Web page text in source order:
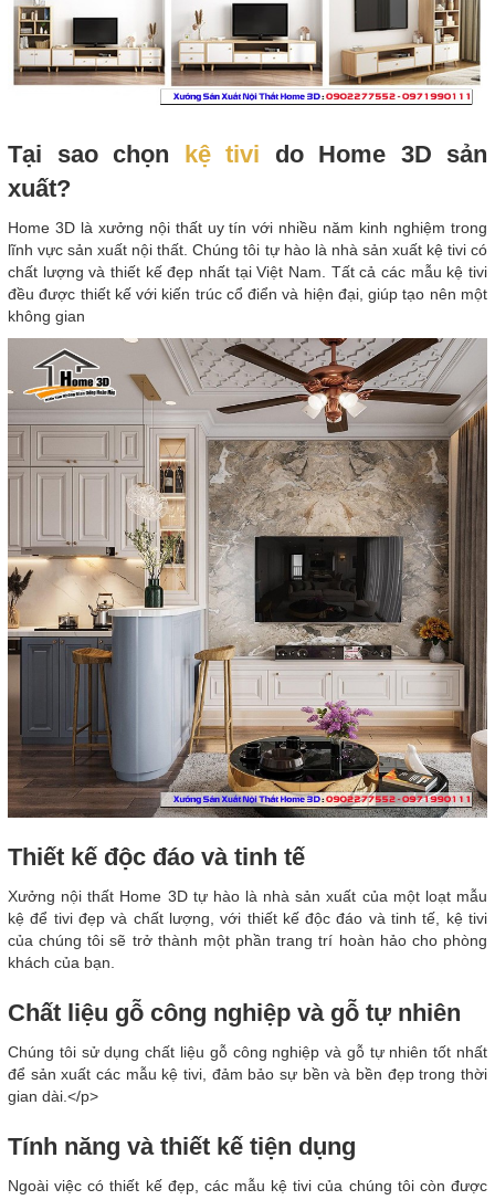
Tại sao chọn kệ tivi do Home 3D sản
xuất?
Home 3D là xưởng nội thất uy tín với nhiều năm kinh nghiệm trong
lĩnh vực sản xuất nội thất. Chúng tôi tự hào là nhà sản xuất kệ tivi có
chất lượng và thiết kế đẹp nhất tại Việt Nam. Tất cả các mẫu kệ tivi
đều được thiết kế với kiến trúc cổ điển và hiện đại, giúp tạo nên một
không gian
Thiết kế độc đáo và tinh tế
Xưởng nội thất Home 3D tự hào là nhà sản xuất của một loạt mẫu
kệ để tivi đẹp và chất lượng, với thiết kế độc đáo và tinh tế, kệ tivi
của chúng tôi sẽ trở thành một phần trang trí hoàn hảo cho phòng
khách của bạn.
Chất liệu gỗ công nghiệp và gỗ tự nhiên
Chúng tôi sử dụng chất liệu gỗ công nghiệp và gỗ tự nhiên tốt nhất
để sản xuất các mẫu kệ tivi, đảm bảo sự bền và bền đẹp trong thời
gian dài.</p>
Tính năng và thiết kế tiện dụng
Ngoài việc có thiết kế đẹp, các mẫu kệ tivi của chúng tôi còn được